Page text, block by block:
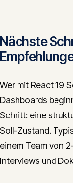
Nächste
Wer mit React 19
Dashboards
Schritt: eine
Soll-Zustand.
einem Team von
Interviews und